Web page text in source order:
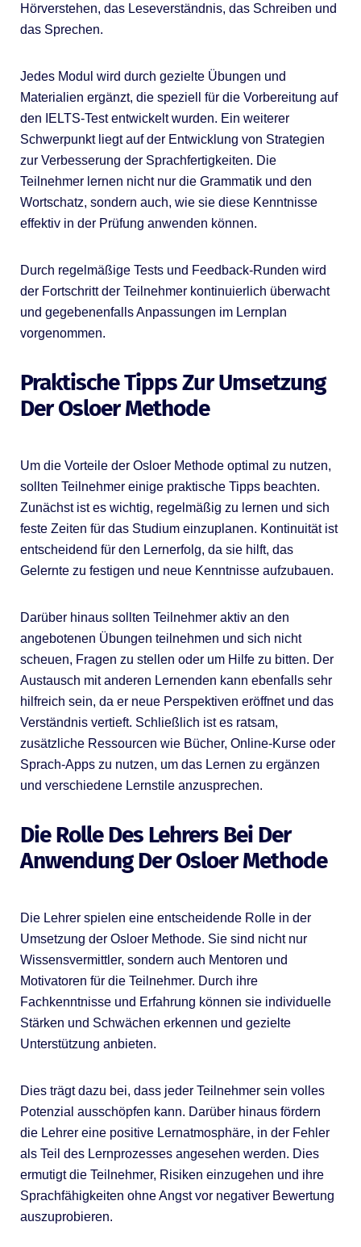
Hörverstehen, das Leseverständnis, das Schreiben und
das Sprechen.
Jedes Modul wird durch gezielte Übungen und
Materialien ergänzt, die speziell für die Vorbereitung auf
den IELTS-Test entwickelt wurden. Ein weiterer
Schwerpunkt liegt auf der Entwicklung von Strategien
zur Verbesserung der Sprachfertigkeiten. Die
Teilnehmer lernen nicht nur die Grammatik und den
Wortschatz, sondern auch, wie sie diese Kenntnisse
effektiv in der Prüfung anwenden können.
Durch regelmäßige Tests und Feedback-Runden wird
der Fortschritt der Teilnehmer kontinuierlich überwacht
und gegebenenfalls Anpassungen im Lernplan
vorgenommen.
Praktische Tipps Zur Umsetzung
Der Osloer Methode
Um die Vorteile der Osloer Methode optimal zu nutzen,
sollten Teilnehmer einige praktische Tipps beachten.
Zunächst ist es wichtig, regelmäßig zu lernen und sich
feste Zeiten für das Studium einzuplanen. Kontinuität ist
entscheidend für den Lernerfolg, da sie hilft, das
Gelernte zu festigen und neue Kenntnisse aufzubauen.
Darüber hinaus sollten Teilnehmer aktiv an den
angebotenen Übungen teilnehmen und sich nicht
scheuen, Fragen zu stellen oder um Hilfe zu bitten. Der
Austausch mit anderen Lernenden kann ebenfalls sehr
hilfreich sein, da er neue Perspektiven eröffnet und das
Verständnis vertieft. Schließlich ist es ratsam,
zusätzliche Ressourcen wie Bücher, Online-Kurse oder
Sprach-Apps zu nutzen, um das Lernen zu ergänzen
und verschiedene Lernstile anzusprechen.
Die Rolle Des Lehrers Bei Der
Anwendung Der Osloer Methode
Die Lehrer spielen eine entscheidende Rolle in der
Umsetzung der Osloer Methode. Sie sind nicht nur
Wissensvermittler, sondern auch Mentoren und
Motivatoren für die Teilnehmer. Durch ihre
Fachkenntnisse und Erfahrung können sie individuelle
Stärken und Schwächen erkennen und gezielte
Unterstützung anbieten.
Dies trägt dazu bei, dass jeder Teilnehmer sein volles
Potenzial ausschöpfen kann. Darüber hinaus fördern
die Lehrer eine positive Lernatmosphäre, in der Fehler
als Teil des Lernprozesses angesehen werden. Dies
ermutigt die Teilnehmer, Risiken einzugehen und ihre
Sprachfähigkeiten ohne Angst vor negativer Bewertung
auszuprobieren.